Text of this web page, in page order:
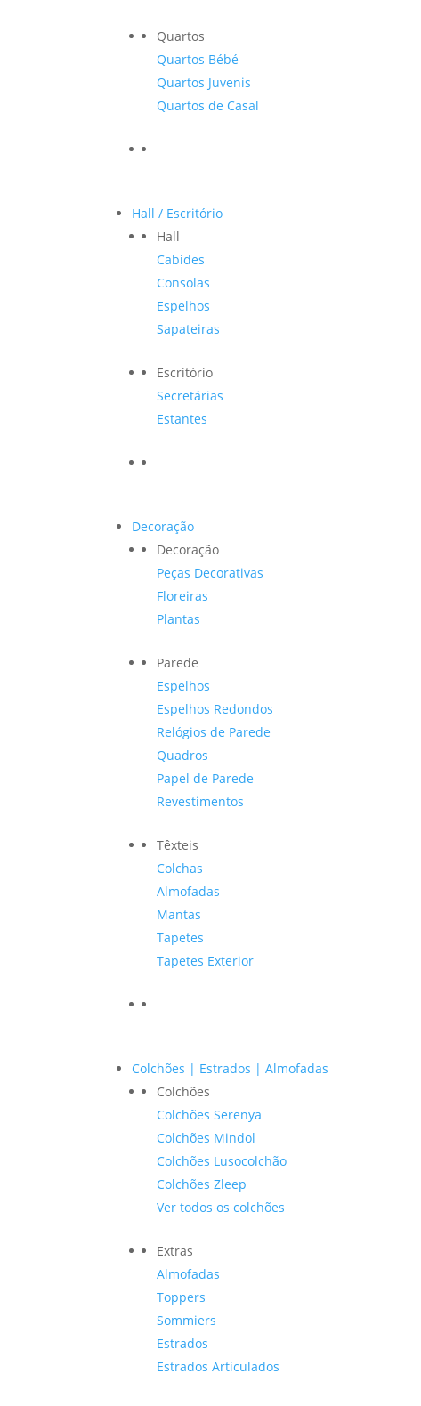
Quartos
Quartos Bébé
Quartos Juvenis
Quartos de Casal
Hall / Escritório
Hall
Cabides
Consolas
Espelhos
Sapateiras
Escritório
Secretárias
Estantes
Decoração
Decoração
Peças Decorativas
Floreiras
Plantas
Parede
Espelhos
Espelhos Redondos
Relógios de Parede
Quadros
Papel de Parede
Revestimentos
Têxteis
Colchas
Almofadas
Mantas
Tapetes
Tapetes Exterior
Colchões | Estrados | Almofadas
Colchões
Colchões Serenya
Colchões Mindol
Colchões Lusocolchão
Colchões Zleep
Ver todos os colchões
Extras
Almofadas
Toppers
Sommiers
Estrados
Estrados Articulados